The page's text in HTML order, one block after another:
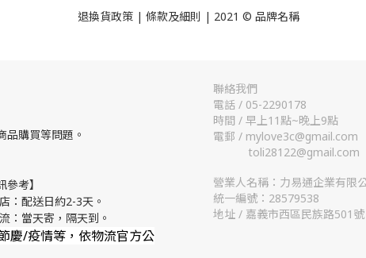
退換貨政策 | 條款及細則 | 2021 © 品牌名稱
品購買等問題。
參考】
：配送日約2-3天。
：當天寄，隔天到。
慶/疫情等，依物流官方公
聯絡我們
電話 / 05-2290178
時間 / 早上11點~晚上9點
電郵 / mylove3c@gmail.com
toli28122@gmail.com
營業人名稱：力易通企業有限
統一編號：28579538
地址 / 嘉義市西區民族路501號